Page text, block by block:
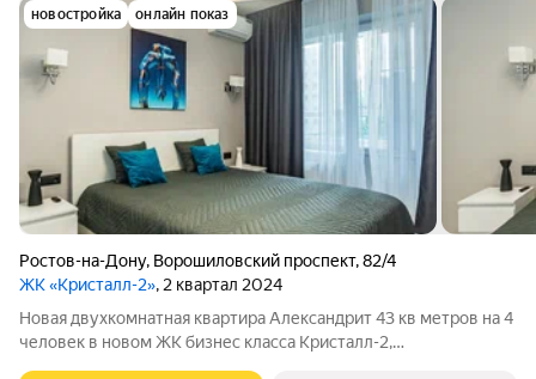
новостройка онлайн показ
Ростов-на-Дону, Ворошиловский проспект,82/4
ЖК «Кристалл-2», 2 квартал 2024
Новая двухкомнатная квартира Александрит 43 кв метров на 4
человек в новом ЖК бизнес класса Кpиcтaлл-2,